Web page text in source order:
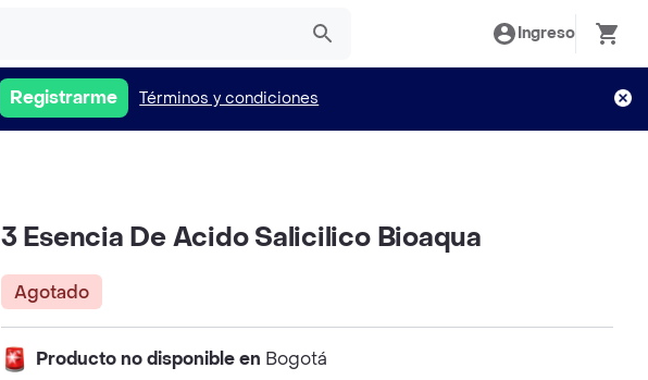
Ingreso
Registrarme Términos y condiciones
3 Esencia De Acido Salicilico Bioaqua
Agotado
Producto no disponible en Bogotá